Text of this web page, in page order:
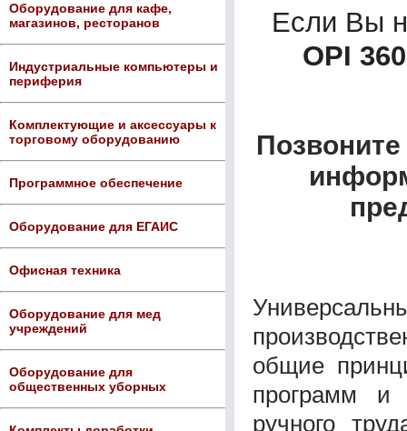
Оборудование для кафе,
магазинов, ресторанов
Индустриальные компьютеры и
периферия
Комплектующие и аксессуары к
торговому оборудованию
Программное обеспечение
Оборудование для ЕГАИС
Офисная техника
Оборудование для мед
учреждений
Оборудование для
общественных уборных
Если Вы
OPI
общие
программ и
ручного